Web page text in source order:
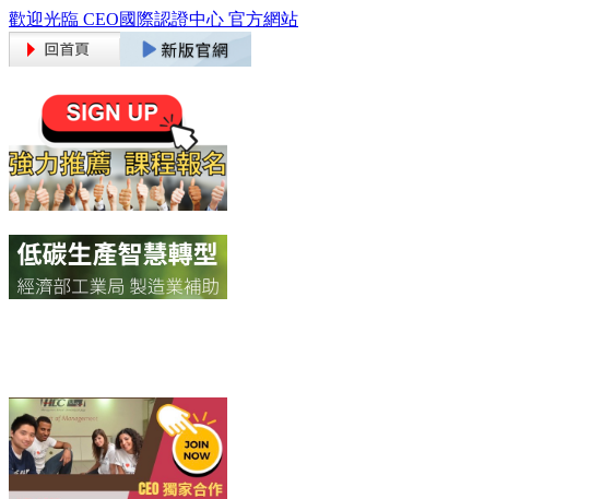
歡迎光臨 CEO國際認證中心 官方網站